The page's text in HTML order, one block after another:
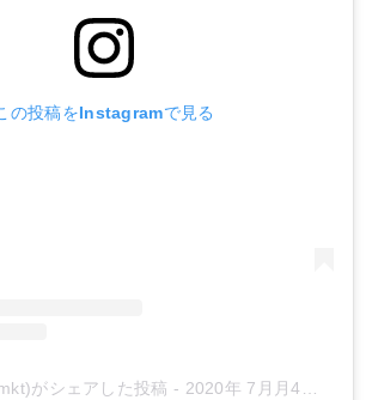
の投稿をInstagramで見る
がシェアした投稿 - 2020年 7月月4日午前6時12分PDT